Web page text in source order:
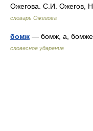
Ожегова. С.И. Ожегов,
словарь Ожегова
бомж — бомж, а,
словесное ударение